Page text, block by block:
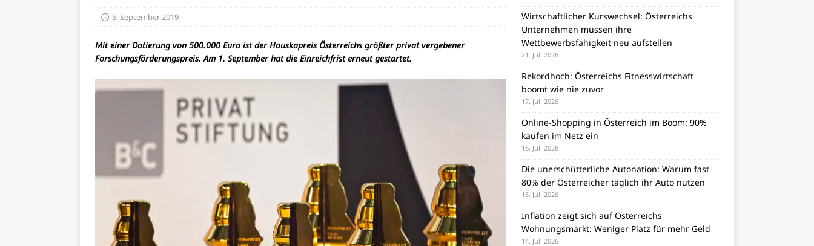
5. September 2019
Mit einer Dotierung von 500.000 Euro ist der Houskapreis Österreichs größter privat vergebener
Forschungsförderungspreis. Am 1. September hat die Einreichfrist erneut gestartet.
Wirtschaftlicher Kurswechsel: Österreichs
Unternehmen müssen ihre
Wettbewerbsfähigkeit neu aufstellen
21. Juli 2026
Rekordhoch: Österreichs Fitnesswirtschaft
boomt wie nie zuvor
17. Juli 2026
Online-Shopping in Österreich im Boom: 90%
kaufen im Netz ein
16. Juli 2026
Die unerschütterliche Autonation: Warum fast
80% der Österreicher täglich ihr Auto nutzen
15. Juli 2026
Inflation zeigt sich auf Österreichs
Wohnungsmarkt: Weniger Platz für mehr Geld
14. Juli 2026